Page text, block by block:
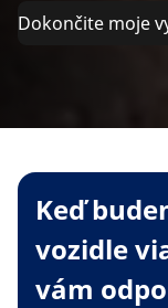
Dokončite moje
Keď
vozidle
vám